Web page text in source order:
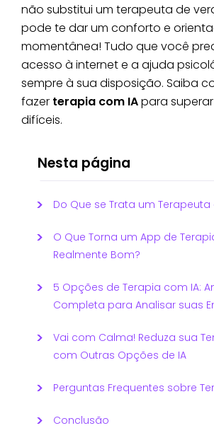
não substitui um terapeuta de
pode te dar um conforto e
momentânea! Tudo que você
acesso à internet e a ajuda
sempre à sua disposição. Saiba
fazer terapia com IApara
difíceis.
Nesta página
Do Que se Trata um Terapeuta
O Que Torna um App de
Realmente Bom?
5 Opções de Terapia com IA:
Completa para Analisar suas
Vai com Calma! Reduza sua
com Outras Opções de IA
Perguntas Frequentes sobre
Conclusão